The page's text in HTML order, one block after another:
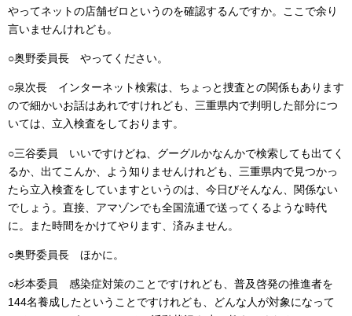
やってネットの店舗ゼロというのを確認するんですか。ここで余り
言いませんけれども。
○奥野委員長 やってください。
○泉次長 インターネット検索は、ちょっと捜査との関係もあります
ので細かいお話はあれですけれども、三重県内で判明した部分につ
いては、立入検査をしております。
○三谷委員 いいですけどね、グーグルかなんかで検索しても出てく
るか、出てこんか、よう知りませんけれども、三重県内で見つかっ
たら立入検査をしていますというのは、今日びそんなん、関係ない
でしょう。直接、アマゾンでも全国流通で送ってくるような時代
に。また時間をかけてやります、済みません。
○奥野委員長 ほかに。
○杉本委員 感染症対策のことですけれども、普及啓発の推進者を
144名養成したということですけれども、どんな人が対象になって